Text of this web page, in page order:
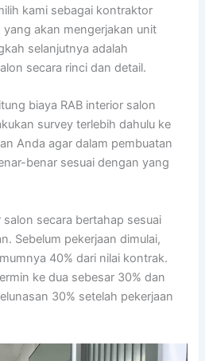
kami sebagai kontraktor
akan mengerjakan unit
selanjutnya adalah
secara rinci dan detail.
biaya RAB interior salon
survey terlebih dahulu ke
Anda agar dalam pembuatan
benar sesuai dengan yang
secara bertahap sesuai
Sebelum pekerjaan dimulai,
40% dari nilai kontrak.
ke dua sebesar 30% dan
30% setelah pekerjaan